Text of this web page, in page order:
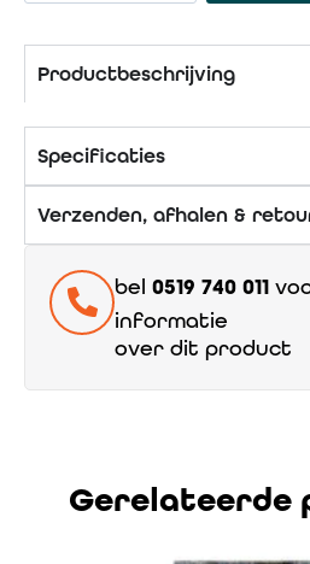
Productbeschrijving
Specificaties
Verzenden, afhalen &
bel 0519 740 011
informatie
over dit product
Gerelateerde